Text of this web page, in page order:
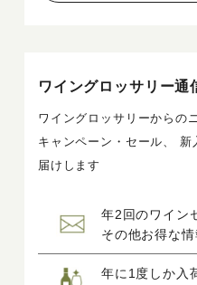
ワイングロッサリー通
ワイングロッサリーからの
キャンペーン・セール、
届けします
年2回のワイン
その他お得な
年に1度しか入